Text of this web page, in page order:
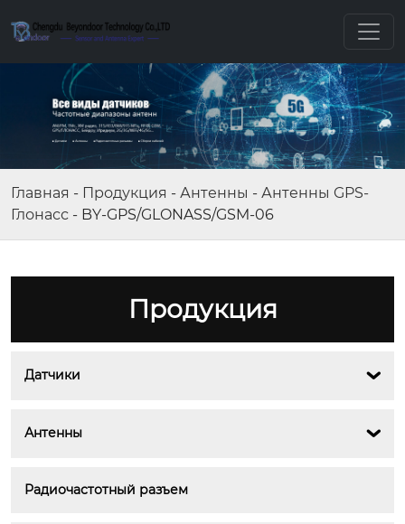
Главная - Продукция - Антенны - Антенны GPS-
Глонасс - BY-GPS/GLONASS/GSM-06
Продукция
Датчики 
Антенны 
Радиочастотный разъем